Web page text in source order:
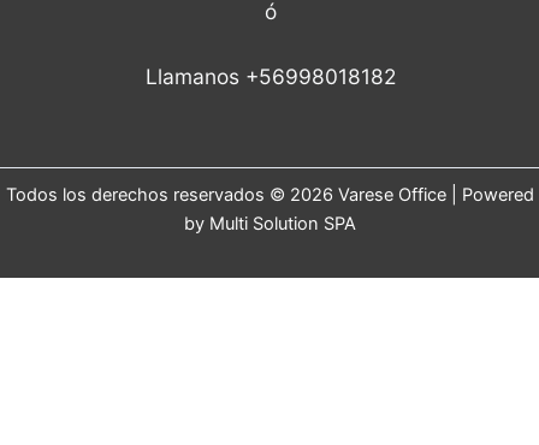
ó
Llamanos +56998018182
Todos los derechos reservados © 2026 Varese Office | Powered
by Multi Solution SPA